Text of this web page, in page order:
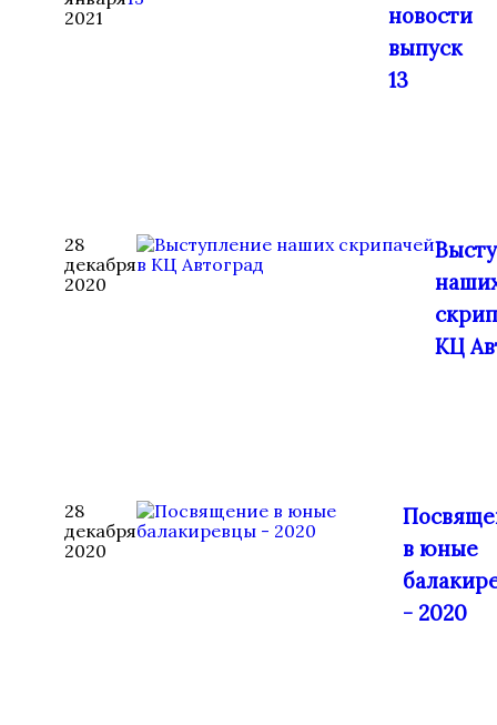
2021
новости
выпуск
13
28
декабря
2020
КЦ
28
декабря
2020
в юные
- 2020